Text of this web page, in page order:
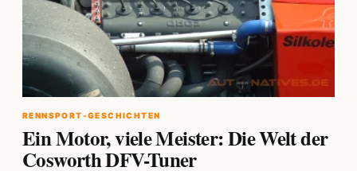
RENNSPORT-GESCHICHTEN
Ein Motor, viele Meister: Die Welt der
Cosworth DFV-Tuner